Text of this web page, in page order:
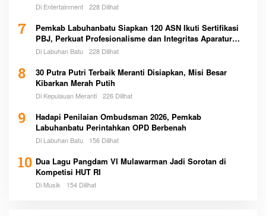
Di Entertainment 228 Dilihat
7
Pemkab Labuhanbatu Siapkan 120 ASN Ikuti Sertifikasi
PBJ, Perkuat Profesionalisme dan Integritas Aparatur
Pemerintah
Di Labuhan Batu 228 Dilihat
8
30 Putra Putri Terbaik Meranti Disiapkan, Misi Besar
Kibarkan Merah Putih
Di Kepulauan Meranti 226 Dilihat
9
Hadapi Penilaian Ombudsman 2026, Pemkab
Labuhanbatu Perintahkan OPD Berbenah
Di Labuhan Batu 156 Dilihat
10 Dua Lagu Pangdam VI Mulawarman Jadi Sorotan di
Kompetisi HUT RI
Di Musik 154 Dilihat